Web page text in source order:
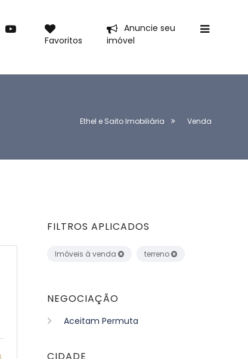
Favoritos
Anuncie seu
imóvel
Ethel e Saito Imobiliária Venda
FILTROS APLICADOS
Imóveis à venda terreno
NEGOCIAÇÃO
Aceitam Permuta